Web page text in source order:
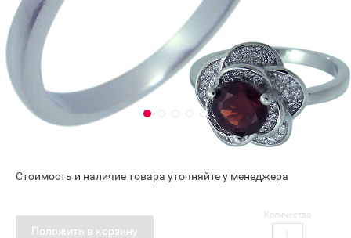
Стоимость и наличие товара уточняйте у менеджера
Положить в корзину
Количество